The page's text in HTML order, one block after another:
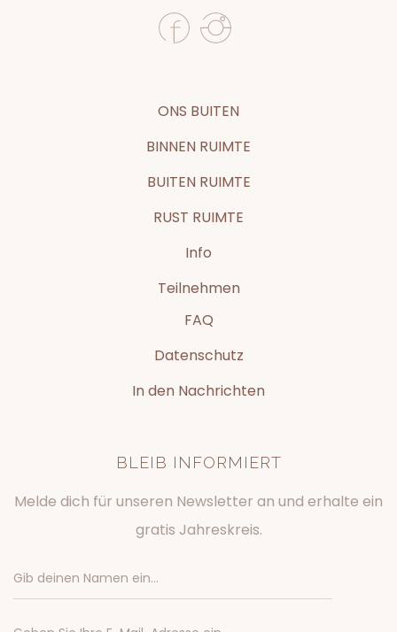
ONS BUITEN
BINNEN RUIMTE
BUITEN RUIMTE
RUST RUIMTE
Info
Teilnehmen
FAQ
Datenschutz
In den Nachrichten
BLEIB INFORMIERT
Melde dich für unseren Newsletter an und erhalte ein
gratis Jahreskreis.